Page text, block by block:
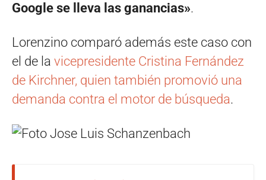
Google se lleva las ganancias».
Lorenzino comparó además este caso con
el de la vicepresidente Cristina Fernández
de Kirchner, quien también promovió una
demanda contra el motor de búsqueda.